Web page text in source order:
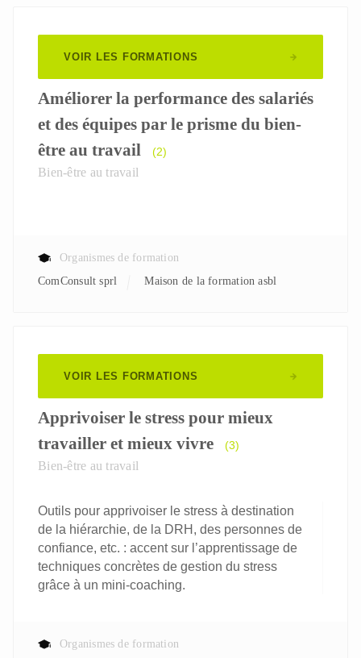
VOIR LES FORMATIONS
Améliorer la performance des salariés
et des équipes par le prisme du bien-
être au travail
(2)
Bien-être au travail
Organismes de formation
ComConsult sprl
Maison de la formation asbl
VOIR LES FORMATIONS
Apprivoiser le stress pour mieux
travailler et mieux vivre
(3)
Bien-être au travail
Outils pour apprivoiser le stress à destination
de la hiérarchie, de la DRH, des personnes de
confiance, etc. : accent sur l’apprentissage de
techniques concrètes de gestion du stress
grâce à un mini-coaching.
Organismes de formation